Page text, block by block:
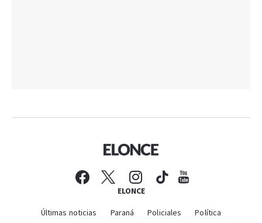
ELONCE
Últimas noticias Paraná Policiales
Política